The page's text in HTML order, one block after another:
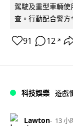
駕駛及重型車輛
查。行動配合警
91 12 ↗
科技娛樂 遊戲
Lawton 13 小